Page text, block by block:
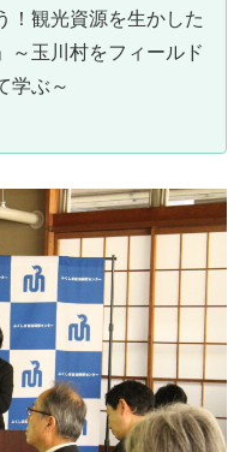
！観光資源を生かした
～玉川村をフィールド
学ぶ～